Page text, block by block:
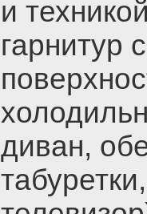
и
гарнитур
диван,